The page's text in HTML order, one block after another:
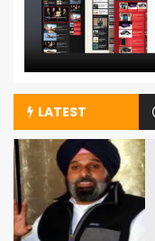
LATEST